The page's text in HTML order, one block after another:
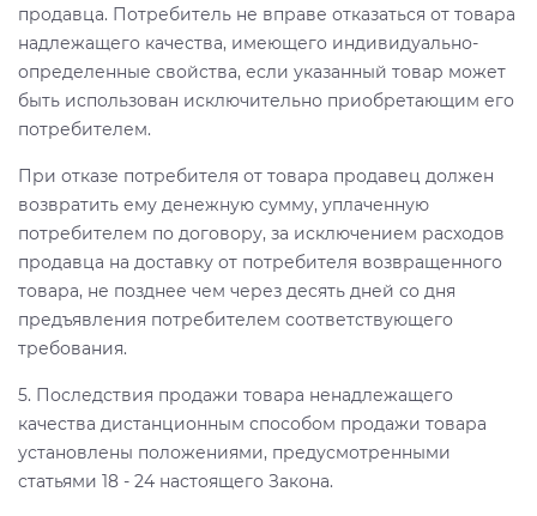
продавца. Потребитель не вправе отказаться от товара
надлежащего качества, имеющего индивидуально-
определенные свойства, если указанный товар может
быть использован исключительно приобретающим его
потребителем.
При отказе потребителя от товара продавец должен
возвратить ему денежную сумму, уплаченную
потребителем по договору, за исключением расходов
продавца на доставку от потребителя возвращенного
товара, не позднее чем через десять дней со дня
предъявления потребителем соответствующего
требования.
5. Последствия продажи товара ненадлежащего
качества дистанционным способом продажи товара
установлены положениями, предусмотренными
статьями 18 - 24 настоящего Закона.